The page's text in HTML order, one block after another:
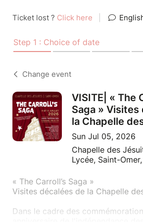
Ticket lost ? Click here
Step 1 : Choice of date
Change event
VISITE| « The
Saga »
la Chapelle
Sun Jul 05, 2026
Chapelle des
Lycée, Saint-
« The Carroll’s Saga »
Visites décalées de la Chapelle
Dans le cadre des